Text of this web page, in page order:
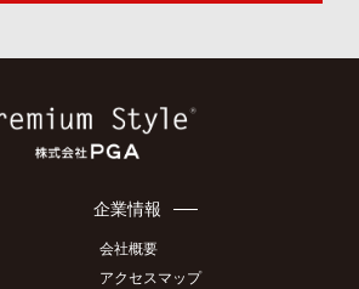
企業情報
会社概要
アクセスマップ